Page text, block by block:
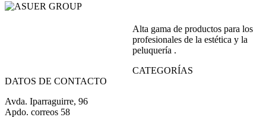
Alta gama de productos para los
profesionales de la estética y la
peluquería .
CATEGORÍAS
DATOS DE CONTACTO
Avda. Iparraguirre, 96
Apdo. correos 58